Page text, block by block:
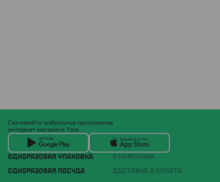
ОДНОРАЗОВАЯ УПАКОВКА
ОДНОРАЗОВАЯ ПОСУДА
О КОМПАНИИ
ДОСТАВКА И ОПЛАТА
Скачивайте мобильное приложение
интернет-магазина Yans